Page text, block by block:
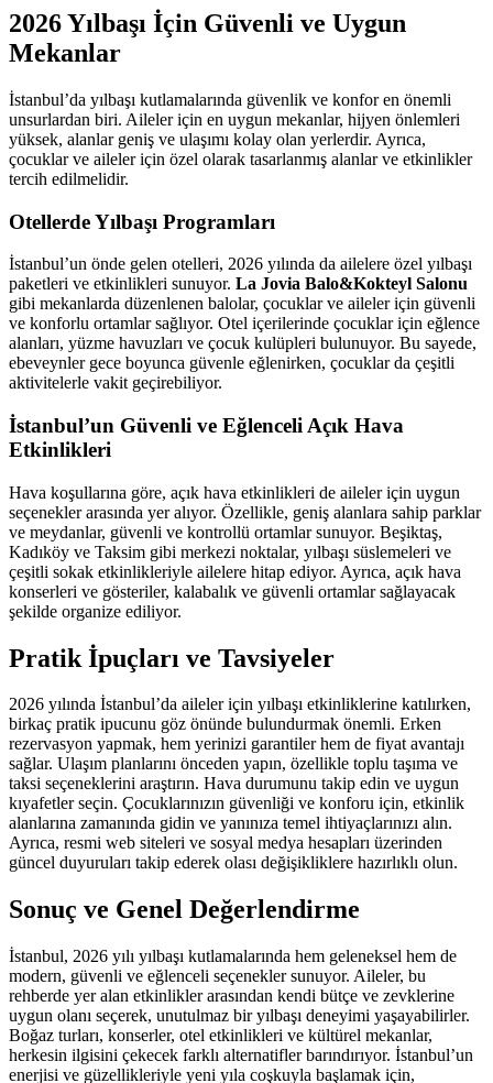
2026 Yılbaşı İçin Güvenli ve Uygun
Mekanlar
İstanbul’da yılbaşı kutlamalarında güvenlik ve konfor en önemli
unsurlardan biri. Aileler için en uygun mekanlar, hijyen önlemleri
yüksek, alanlar geniş ve ulaşımı kolay olan yerlerdir. Ayrıca,
çocuklar ve aileler için özel olarak tasarlanmış alanlar ve etkinlikler
tercih edilmelidir.
Otellerde Yılbaşı Programları
İstanbul’un önde gelen otelleri, 2026 yılında da ailelere özel yılbaşı
paketleri ve etkinlikleri sunuyor. La Jovia Balo&Kokteyl Salonu
gibi mekanlarda düzenlenen balolar, çocuklar ve aileler için güvenli
ve konforlu ortamlar sağlıyor. Otel içerilerinde çocuklar için eğlence
alanları, yüzme havuzları ve çocuk kulüpleri bulunuyor. Bu sayede,
ebeveynler gece boyunca güvenle eğlenirken, çocuklar da çeşitli
aktivitelerle vakit geçirebiliyor.
İstanbul’un Güvenli ve Eğlenceli Açık Hava
Etkinlikleri
Hava koşullarına göre, açık hava etkinlikleri de aileler için uygun
seçenekler arasında yer alıyor. Özellikle, geniş alanlara sahip parklar
ve meydanlar, güvenli ve kontrollü ortamlar sunuyor. Beşiktaş,
Kadıköy ve Taksim gibi merkezi noktalar, yılbaşı süslemeleri ve
çeşitli sokak etkinlikleriyle ailelere hitap ediyor. Ayrıca, açık hava
konserleri ve gösteriler, kalabalık ve güvenli ortamlar sağlayacak
şekilde organize ediliyor.
Pratik İpuçları ve Tavsiyeler
2026 yılında İstanbul’da aileler için yılbaşı etkinliklerine katılırken,
birkaç pratik ipucunu göz önünde bulundurmak önemli. Erken
rezervasyon yapmak, hem yerinizi garantiler hem de fiyat avantajı
sağlar. Ulaşım planlarını önceden yapın, özellikle toplu taşıma ve
taksi seçeneklerini araştırın. Hava durumunu takip edin ve uygun
kıyafetler seçin. Çocuklarınızın güvenliği ve konforu için, etkinlik
alanlarına zamanında gidin ve yanınıza temel ihtiyaçlarınızı alın.
Ayrıca, resmi web siteleri ve sosyal medya hesapları üzerinden
güncel duyuruları takip ederek olası değişikliklere hazırlıklı olun.
Sonuç ve Genel Değerlendirme
İstanbul, 2026 yılı yılbaşı kutlamalarında hem geleneksel hem de
modern, güvenli ve eğlenceli seçenekler sunuyor. Aileler, bu
rehberde yer alan etkinlikler arasından kendi bütçe ve zevklerine
uygun olanı seçerek, unutulmaz bir yılbaşı deneyimi yaşayabilirler.
Boğaz turları, konserler, otel etkinlikleri ve kültürel mekanlar,
herkesin ilgisini çekecek farklı alternatifler barındırıyor. İstanbul’un
enerjisi ve güzellikleriyle yeni yıla coşkuyla başlamak için,